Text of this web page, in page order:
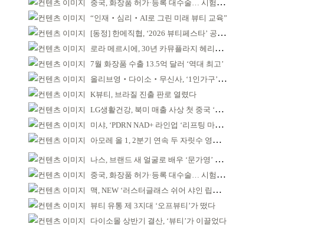
중국, 화장품 허가·등록 대수술… 시험자료 공용 허용
“인재‧심리‧AI로 그린 미래 뷰티 교육”
[동정] 한메직협, ‘2026 뷰티페스타’ 공동 주최
로라 메르시에, 30년 카뮤플라지 헤리티지 담아
7월 화장품 수출 13.5억 달러 ‘역대 최고’
올리브영‧다이소‧무신사, ‘1인가구’가 이끈다
K뷰티, 브라질 진출 판로 열렸다
LG생활건강, 북미 매출 사상 첫 중국 ‘추월’
미샤, ‘PDRN NAD+ 라인업 ‘리프팅 마스크’ 출시
아모레 올 1, 2분기 연속 두 자릿수 영업이익률 기록
나스, 브랜드 새 얼굴로 배우 ‘문가영’ 발탁
중국, 화장품 허가·등록 대수술… 시험자료 공용 허용
맥, NEW ‘러스터글래스 쉬어 샤인 립스틱’ 출시
뷰티 유통 제 3지대 ‘오프뷰티’가 떴다
다이소몰 상반기 결산, ‘뷰티’가 이끌었다